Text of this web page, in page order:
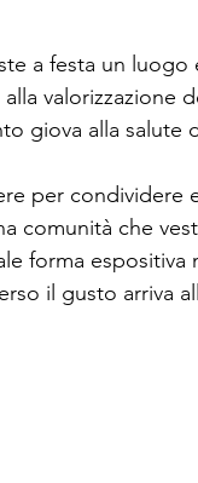
a festa un
alla valorizzazione
giova alla salute
per condividere
comunità che
forma espositiva
il gusto arriva